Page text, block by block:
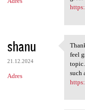
shanu
21.12.2024
Adres
feel
such